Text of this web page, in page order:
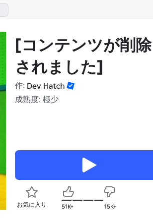
[コンテンツが削除
されました]
作: Dev Hatch
成熟度: 極少
お気に入り 51K+ 15K+